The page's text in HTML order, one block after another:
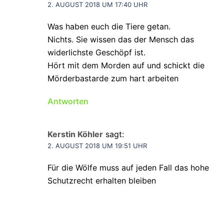
2. AUGUST 2018 UM 17:40 UHR
Was haben euch die Tiere getan.
Nichts. Sie wissen das der Mensch das
widerlichste Geschöpf ist.
Hört mit dem Morden auf und schickt die
Mörderbastarde zum hart arbeiten
Antworten
Kerstin Köhler sagt:
2. AUGUST 2018 UM 19:51 UHR
Für die Wölfe muss auf jeden Fall das hohe
Schutzrecht erhalten bleiben